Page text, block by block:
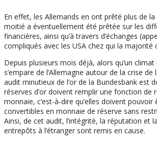
En effet, les Allemands en ont prêté plus de la
moitié a éventuellement été prêtée sur les
financières, ainsi qu’à travers d’échanges
compliqués avec les USA chez qui la majorité
Depuis plusieurs mois déjà, alors qu’un climat
s’empare de l’Allemagne autour de la crise
audit minutieux de l’or de la Bundesbank est
réserves d’or doivent remplir une fonction de
monnaie, c’est-à-dire qu’elles doivent
convertibles en monnaie de réserve sans
Ainsi, de cet audit, l’intégrité, la réputation et
entrepôts à l’étranger sont remis en cause.